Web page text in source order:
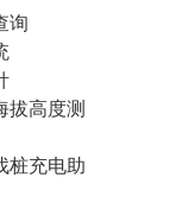
询
拔高度测
桩充电助